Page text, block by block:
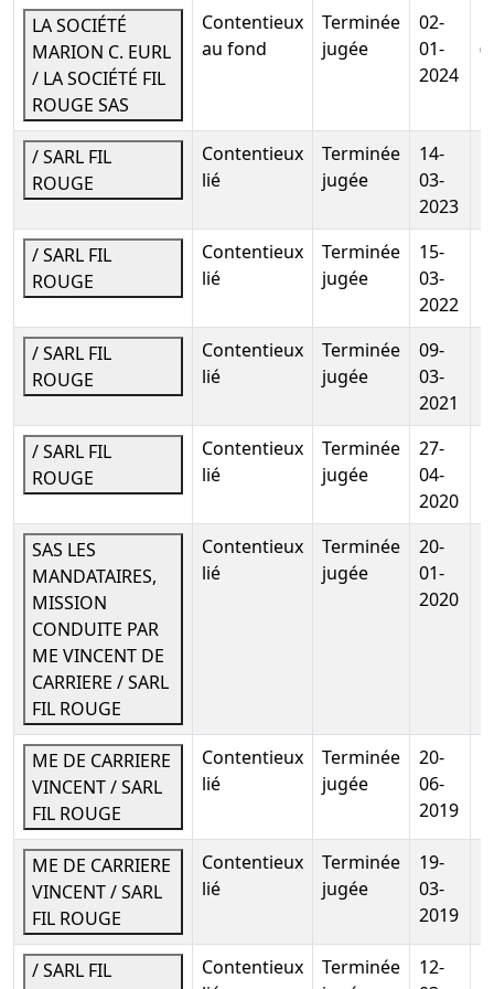
20 Av Viton 13299 Marseille 3e Arrondissement Cedex
20
Adresse du créancier :
20 av VITON-, 13299 Marseille
3e Arrondissemen
Mentions :Numero de l'inscription au greffe :
2025SEC00276 La présente inscription est prise
contre SARL FIL ROUGE Designation du bien nanti :
JANVIER 25 17 02 25 32037,00 EUROS;FEVRIER 25 17 03
25 52559,00 EUROS;MARS 25 15 04 25 56 273,00
EUROS;AVRIL 25 15 05 25 59569,00 EUROS;
complémentaires(MAJ : 04-12-2025)
Montant :
Date d'inscription :
Date de fin :20-12-2027
Créancier :
URSSAF PROVENCE ALPES COTE D'AZUR
20 Av Viton 13299 Marseille 3e Arrondissement Cedex
Adresse du créancier :20 av VITON-, 13299 Marseille
3e Arrondissemen
Mentions :
2025SEC00277 La présente inscription est prise
contre SARL FIL ROUGE Designation du bien nanti :
OCTOBRE 24 15 11 24 1226,00 EUROS;NOVEMBRE 24
16 12 24 2179,00 EUROS;DECEMBRE 24 15 01 25 2
263,00 EUROS;
Privilèges sécurité sociale, régimes
complémentaires
Montant :43 493 EUR
Date d'inscription :
07-05-2025
Date de fin :08-11-2027
Créancier :Malakoff Mederic Retraite Agirc- Arrco 21
Rue Laffitte 75009 Paris 9e Arrondissement
LA SOCIÉTÉ
MARION C. EURL
/ LA SOCIÉTÉ FIL
ROUGE SAS
Contentieux
au fond
Terminée
jugée
02-
01-
2024
/ SARL FIL
ROUGE
Contentieux
lié
Terminée
jugée
14-
03-
2023
/ SARL FIL
ROUGE
Contentieux
lié
Terminée
jugée
15-
03-
2022
/ SARL FIL
ROUGE
Contentieux
lié
Terminée
jugée
09-
03-
2021
/ SARL FIL
ROUGE
Contentieux
lié
Terminée
jugée
27-
04-
2020
SAS LES
MANDATAIRES,
MISSION
CONDUITE PAR
ME VINCENT DE
CARRIERE / SARL
FIL ROUGE
Contentieux
lié
Terminée
jugée
20-
01-
2020
ME DE CARRIERE
VINCENT / SARL
FIL ROUGE
Contentieux
lié
Terminée
jugée
20-
06-
2019
ME DE CARRIERE
VINCENT / SARL
FIL ROUGE
Contentieux
lié
Terminée
jugée
19-
03-
2019
/ SARL FIL
Contentieux
Terminée
12-